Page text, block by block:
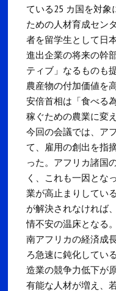
ている25 カ国を対象
ための人材育成セン
者を留学生として日
進出企業の将来の幹
ティブ」なるものも
農産物の付加価値を
安倍首相は「食べる
稼ぐための農業に変
今回の会議では、ア
て、雇用の創出を指
った。アフリカ諸国
く、これも一因とな
業が高止まりしてい
が解決されなければ
情不安の温床となる
南アフリカの経済成
ろ急速に鈍化してい
造業の競争力低下が
有能な人材が増え、